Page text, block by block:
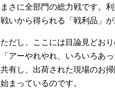
まさに全部門の総力戦です。
戦いから得られる「戦利品」
ただし、ここには目論見どお
「アーやれやれ、いろいろあ
共有し、出荷された現場のお
始まっているのです。